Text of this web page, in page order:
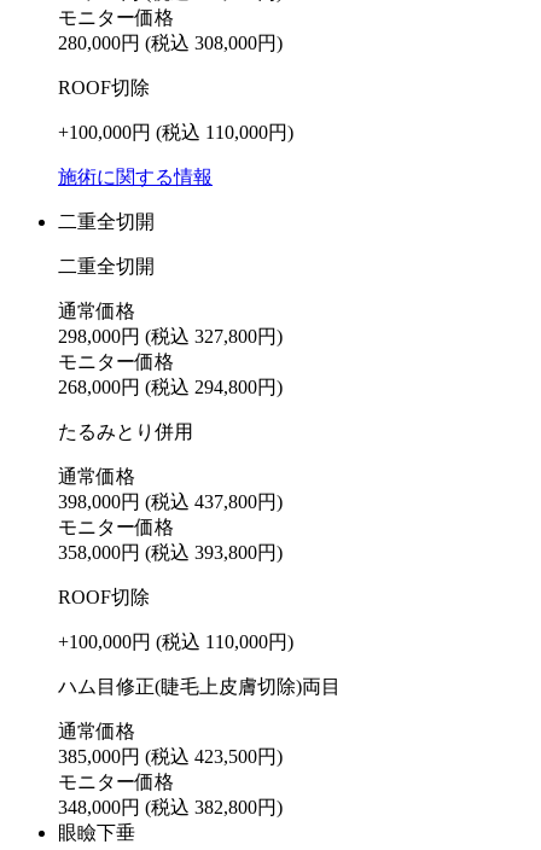
モニター価格
280,000円 (税込 308,000円)
ROOF切除
+100,000円 (税込 110,000円)
施術に関する情報
二重全切開
二重全切開
通常価格
298,000円 (税込 327,800円)
モニター価格
268,000円 (税込 294,800円)
たるみとり併用
通常価格
398,000円 (税込 437,800円)
モニター価格
358,000円 (税込 393,800円)
ROOF切除
+100,000円 (税込 110,000円)
ハム目修正(睫毛上皮膚切除)両目
通常価格
385,000円 (税込 423,500円)
モニター価格
348,000円 (税込 382,800円)
眼瞼下垂